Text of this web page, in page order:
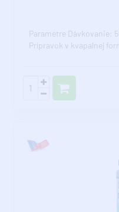
Parametre Dávkovanie:
Prípravok v kvapalnej